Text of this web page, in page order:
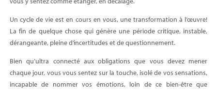
Un cycle de vie est en cours en vous, une transformation à l’œuvre!
La fin de quelque chose qui génère une période critique, instable,
dérangeante, pleine d’incertitudes et de questionnement.
Bien qu’ultra connecté aux obligations que vous devez mener
chaque jour, vous vous sentez sur la touche, isolé de vos sensations,
incapable de nommer vos émotions, loin de ce bien-être que